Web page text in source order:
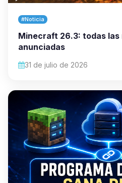
#Noticia
Minecraft 26.3: todas las
anunciadas
31 de julio de 2026